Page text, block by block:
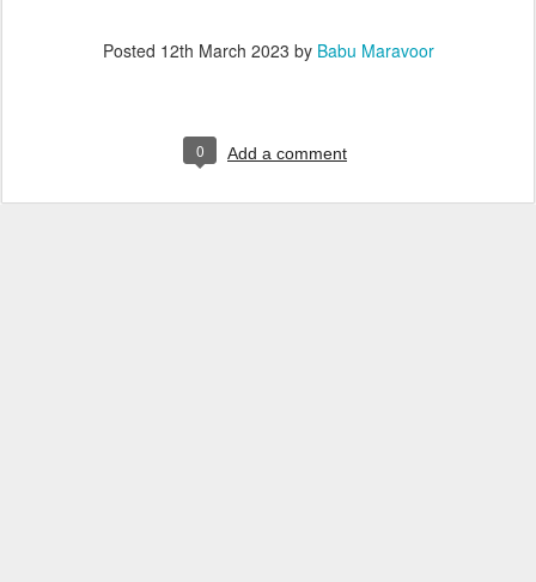
Posted 12th March 2023 by Babu Maravoor
0 Add a comment